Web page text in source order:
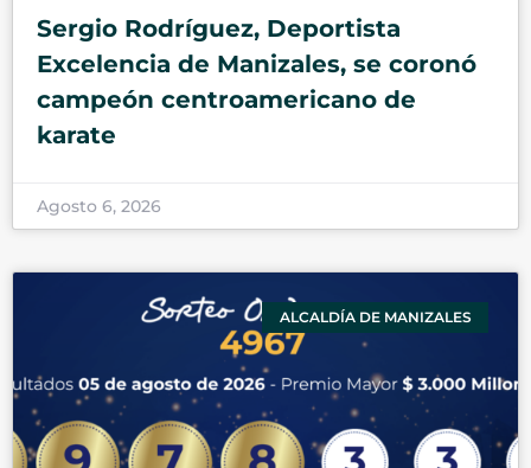
Sergio Rodríguez, Deportista
Excelencia de Manizales, se coronó
campeón centroamericano de
karate
Agosto 6, 2026
ALCALDÍA DE MANIZALES